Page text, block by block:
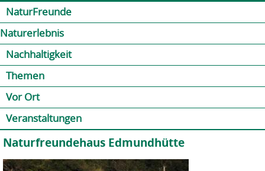
NaturFreunde
Naturerlebnis
Nachhaltigkeit
Themen
Vor Ort
Veranstaltungen
Naturfreundehaus Edmundhütte